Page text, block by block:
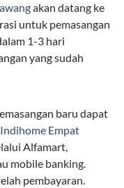
Paket
fitur lengkap,
yang
tinggi.
Keluarga
One adalah Paket
30 GB, Anda
anggota keluarga
kuota.
akan datang ke
untuk pemasangan
1-3 hari
yang sudah
baru dapat
Indihome Empat
Alfamart,
mobile banking.
pembayaran.